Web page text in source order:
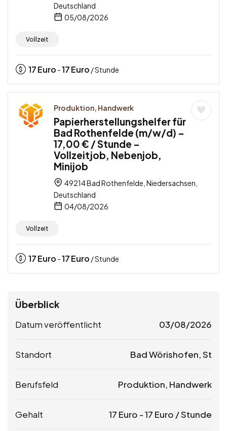
Deutschland
05/08/2026
Vollzeit
17Euro -17Euro / Stunde
Produktion, Handwerk
Papierherstellungshelfer für
Bad Rothenfelde (m/w/d) –
17,00 € / Stunde –
Vollzeitjob, Nebenjob,
Minijob
49214 Bad Rothenfelde, Niedersachsen,
Deutschland
04/08/2026
Vollzeit
17Euro -17Euro / Stunde
Überblick
Datum veröffentlicht 03/08/2026
Standort Bad Wörishofen, St
Berufsfeld Produktion, Handwerk
Gehalt 17 Euro -17 Euro / Stunde